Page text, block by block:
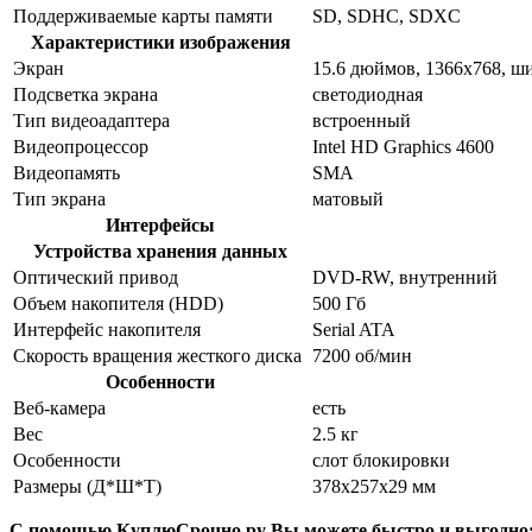
Поддерживаемые карты памяти
SD, SDHC, SDXC
Характеристики изображения
Экран
15.6 дюймов, 1366x768,
Подсветка экрана
светодиодная
Тип видеоадаптера
встроенный
Видеопроцессор
Intel HD Graphics 4600
Видеопамять
SMA
Тип экрана
матовый
Интерфейсы
Устройства хранения данных
Оптический привод
DVD-RW, внутренний
Объем накопителя (HDD)
500 Гб
Интерфейс накопителя
Serial ATA
Скорость вращения жесткого диска
7200 об/мин
Особенности
Веб-камера
есть
Вес
2.5 кг
Особенности
слот блокировки
Размеры (Д*Ш*Т)
378x257x29 мм